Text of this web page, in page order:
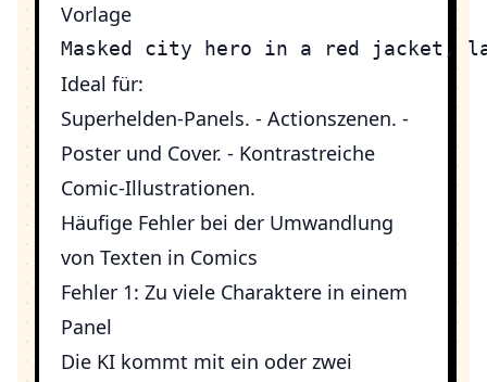
Vorlage
Ideal für:
Superhelden-Panels. - Actionszenen. -
Poster und Cover. - Kontrastreiche
Comic-Illustrationen.
Häufige Fehler bei der Umwandlung
von Texten in Comics
Fehler 1: Zu viele Charaktere in einem
Panel
Die KI kommt mit ein oder zwei